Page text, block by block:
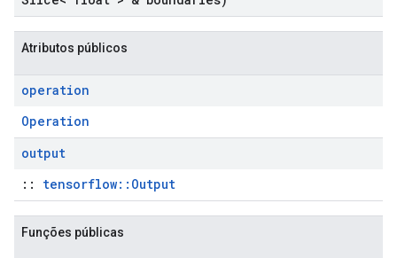
Atributos públicos
operation
Operation
output
:: tensorflow::Output
Funções públicas